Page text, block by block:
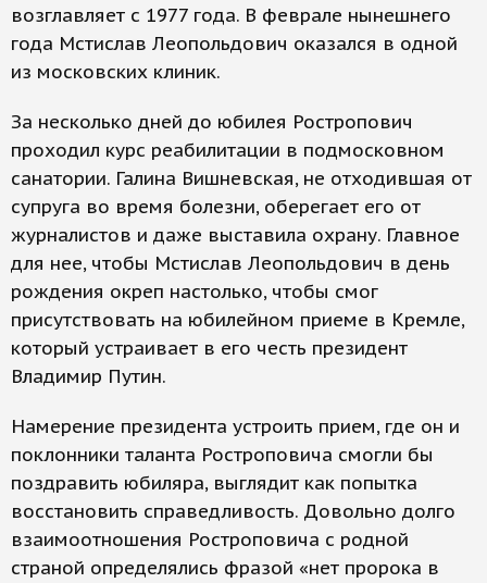
возглавляет с 1977 года. В феврале нынешнего
года Мстислав Леопольдович оказался в одной
из московских клиник.
За несколько дней до юбилея Ростропович
проходил курс реабилитации в подмосковном
санатории. Галина Вишневская, не отходившая от
супруга во время болезни, оберегает его от
журналистов и даже выставила охрану. Главное
для нее, чтобы Мстислав Леопольдович в день
рождения окреп настолько, чтобы смог
присутствовать на юбилейном приеме в Кремле,
который устраивает в его честь президент
Владимир Путин.
Намерение президента устроить прием, где он и
поклонники таланта Ростроповича смогли бы
поздравить юбиляра, выглядит как попытка
восстановить справедливость. Довольно долго
взаимоотношения Ростроповича с родной
страной определялись фразой «нет пророка в